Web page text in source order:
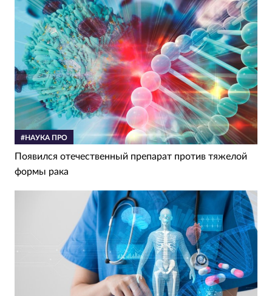
#НАУКА ПРО
Появился отечественный препарат против тяжелой
формы рака